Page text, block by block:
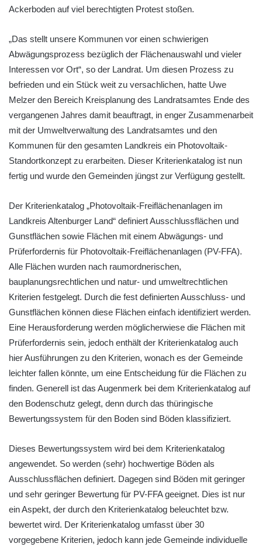
Ackerboden auf viel berechtigten Protest stoßen.
„Das stellt unsere Kommunen vor einen schwierigen
Abwägungsprozess bezüglich der Flächenauswahl und vieler
Interessen vor Ort“, so der Landrat. Um diesen Prozess zu
befrieden und ein Stück weit zu versachlichen, hatte Uwe
Melzer den Bereich Kreisplanung des Landratsamtes Ende des
vergangenen Jahres damit beauftragt, in enger Zusammenarbeit
mit der Umweltverwaltung des Landratsamtes und den
Kommunen für den gesamten Landkreis ein Photovoltaik-
Standortkonzept zu erarbeiten. Dieser Kriterienkatalog ist nun
fertig und wurde den Gemeinden jüngst zur Verfügung gestellt.
Der Kriterienkatalog „Photovoltaik-Freiflächenanlagen im
Landkreis Altenburger Land“ definiert Ausschlussflächen und
Gunstflächen sowie Flächen mit einem Abwägungs- und
Prüferfordernis für Photovoltaik-Freiflächenanlagen (PV-FFA).
Alle Flächen wurden nach raumordnerischen,
bauplanungsrechtlichen und natur- und umweltrechtlichen
Kriterien festgelegt. Durch die fest definierten Ausschluss- und
Gunstflächen können diese Flächen einfach identifiziert werden.
Eine Herausforderung werden möglicherwiese die Flächen mit
Prüferfordernis sein, jedoch enthält der Kriterienkatalog auch
hier Ausführungen zu den Kriterien, wonach es der Gemeinde
leichter fallen könnte, um eine Entscheidung für die Flächen zu
finden. Generell ist das Augenmerk bei dem Kriterienkatalog auf
den Bodenschutz gelegt, denn durch das thüringische
Bewertungssystem für den Boden sind Böden klassifiziert.
Dieses Bewertungssystem wird bei dem Kriterienkatalog
angewendet. So werden (sehr) hochwertige Böden als
Ausschlussflächen definiert. Dagegen sind Böden mit geringer
und sehr geringer Bewertung für PV-FFA geeignet. Dies ist nur
ein Aspekt, der durch den Kriterienkatalog beleuchtet bzw.
bewertet wird. Der Kriterienkatalog umfasst über 30
vorgegebene Kriterien, jedoch kann jede Gemeinde individuelle